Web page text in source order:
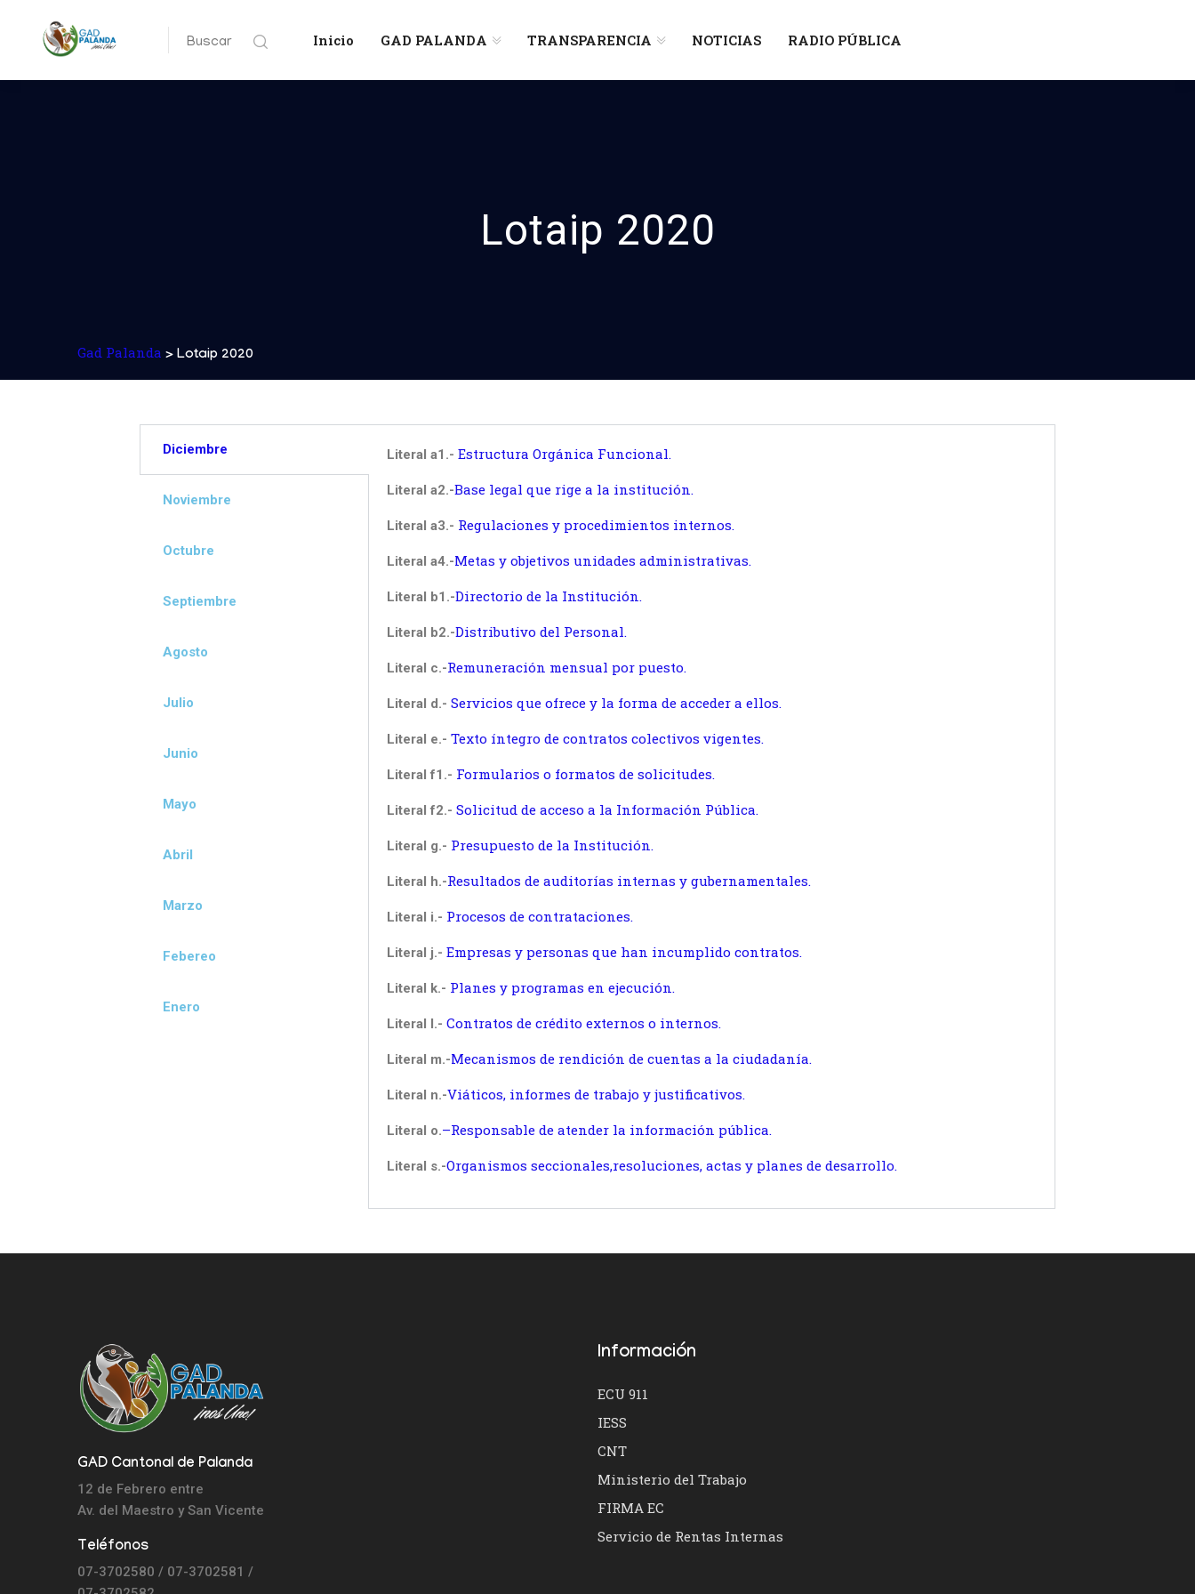
Buscar Inicio GAD PALANDA TRANSPARENCIA NOTICIAS RADIO PÚBLICA
Lotaip 2020
Gad Palanda > Lotaip 2020
Diciembre
Noviembre
Octubre
Septiembre
Agosto
Julio
Junio
Mayo
Abril
Marzo
Febereo
Enero
Literal a1.- Estructura Orgánica Funcional.
Literal a2.-Base legal que rige a la institución.
Literal a3.- Regulaciones y procedimientos internos.
Literal a4.-Metas y objetivos unidades administrativas.
Literal b1.-Directorio de la Institución.
Literal b2.-Distributivo del Personal.
Literal c.-Remuneración mensual por puesto.
Literal d.- Servicios que ofrece y la forma de acceder a ellos.
Literal e.- Texto íntegro de contratos colectivos vigentes.
Literal f1.- Formularios o formatos de solicitudes.
Literal f2.- Solicitud de acceso a la Información Pública.
Literal g.- Presupuesto de la Institución.
Literal h.-Resultados de auditorías internas y gubernamentales.
Literal i.- Procesos de contrataciones.
Literal j.- Empresas y personas que han incumplido contratos.
Literal k.- Planes y programas en ejecución.
Literal l.- Contratos de crédito externos o internos.
Literal m.-Mecanismos de rendición de cuentas a la ciudadanía.
Literal n.-Viáticos, informes de trabajo y justificativos.
Literal o.–Responsable de atender la información pública.
Literal s.-Organismos seccionales,resoluciones, actas y planes de desarrollo.
GAD Cantonal de Palanda
12 de Febrero entre
Av. del Maestro ySan Vicente
Teléfonos
07-3702580 / 07-3702581 /
Información
ECU 911
IESS
CNT
Ministerio del Trabajo
FIRMA EC
Servicio de Rentas Internas